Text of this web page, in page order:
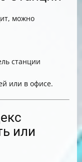
можно
станции
или в офисе.
или